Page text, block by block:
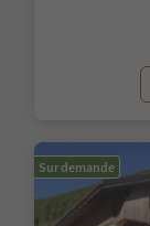
Sur demande